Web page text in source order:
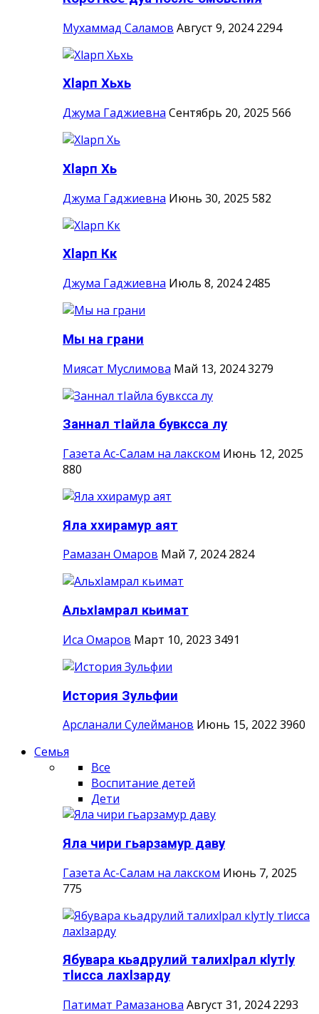
Мухаммад Саламов Август 9, 2024 2294
Хlарп Хьхь
Джума Гаджиевна Сентябрь 20, 2025 566
Хlарп Хь
Джума Гаджиевна Июнь 30, 2025 582
Хlарп Кк
Джума Гаджиевна Июль 8, 2024 2485
Мы на грани
Миясат Муслимова Май 13, 20243279
Заннал тIайла бувксса лу
Газета Ас-Салам на лакском Июнь 12, 2025
880
Яла ххирамур аят
Рамазан Омаров Май 7, 2024 2824
АльхIамрал кьимат
Иса Омаров Март 10, 2023 3491
История Зульфии
Арсланали Сулейманов Июнь 15, 2022 3960
Семья
Все
Воспитание детей
Дети
Яла чири гьарзамур даву
Газета Ас-Салам на лакском Июнь 7, 2025
775
Ябувара кьадрулий талихlрал кlутlу
тlисса лахlзарду
Патимат Рамазанова Август 31, 2024 2293